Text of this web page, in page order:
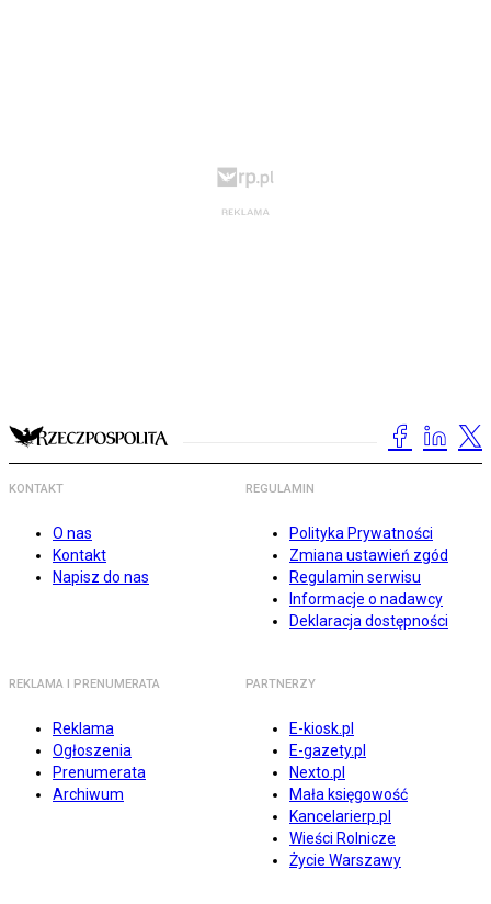
KONTAKT
O nas
Kontakt
Napisz do nas
REGULAMIN
Polityka Prywatności
Zmiana ustawień zgód
Regulamin serwisu
Informacje o nadawcy
Deklaracja dostępności
REKLAMA I PRENUMERATA
Reklama
Ogłoszenia
Prenumerata
Archiwum
PARTNERZY
E-kiosk.pl
E-gazety.pl
Nexto.pl
Mała księgowość
Kancelarierp.pl
Wieści Rolnicze
Życie Warszawy